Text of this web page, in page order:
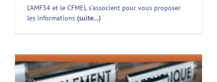
L’AMF34 et le CFMEL s’associent pour vous proposer
les informations (suite…)